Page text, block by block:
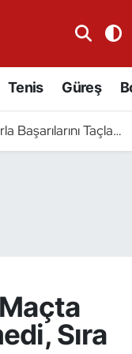
Tenis Güreş
Taçlandırdı
Sıra